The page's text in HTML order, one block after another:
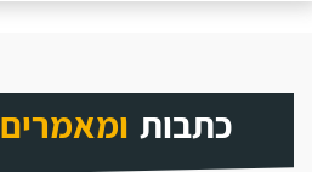
כתבות ומאמרים